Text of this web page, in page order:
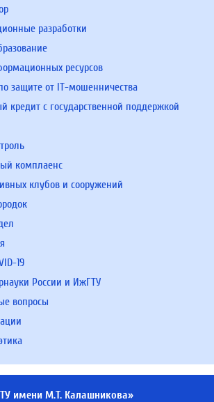
разработки
ресурсов
защите от IT-мошенничества
кредит с государственной поддержкой
комплаенс
клубов и сооружений
19
России и ИжГТУ
вопросы
имени М.Т. Калашникова»